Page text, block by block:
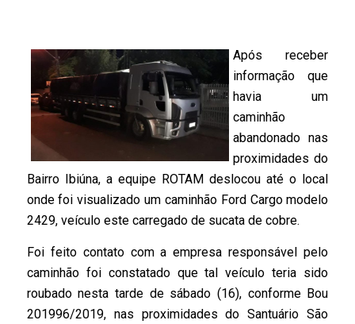
Após receber
informação que
havia um
caminhão
abandonado nas
proximidades do
Bairro Ibiúna, a equipe ROTAM deslocou até o local
onde foi visualizado um caminhão Ford Cargo modelo
2429, veículo este carregado de sucata de cobre.
Foi feito contato com a empresa responsável pelo
caminhão foi constatado que tal veículo teria sido
roubado nesta tarde de sábado (16), conforme Bou
201996/2019, nas proximidades do Santuário São